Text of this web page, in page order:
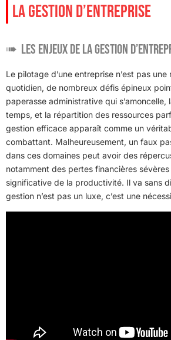
LA GESTION D’ENTREPRISE
Les Enjeux de la Gestion
Le pilotage d’une entreprise n’est pas
quotidien, de nombreux défis épineux
paperasse administrative qui s’amoncelle,
temps, et la répartition des ressources
gestion efficace apparaît comme un
combattant. Malheureusement, un faux
dans ces domaines peut avoir des
notamment des pertes financières
significative de la productivité. Il va sans
gestion n’est pas un luxe, c’est une